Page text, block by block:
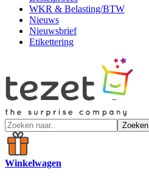
WKR & Belasting/BTW
Nieuws
Nieuwsbrief
Etikettering
Zoeken
Winkelwagen